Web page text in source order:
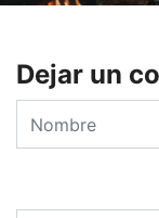
Dejar un